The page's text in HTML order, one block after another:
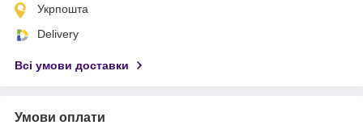
Укрпошта
Delivery
Всі умови доставки
Умови оплати